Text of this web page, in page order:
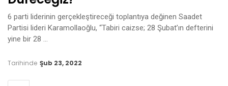
6 parti liderinin gerçekleştireceği toplantıya değinen Saadet
Partisi lideri Karamollaoğlu, “Tabiri caizse; 28 Şubat’ın defterini
yine bir 28 …
Tarihinde Şub 23, 2022